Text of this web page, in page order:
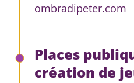
ombradipeter.com
Places
création de